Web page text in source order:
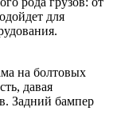
для
на болтовых
давая
Задний бампер